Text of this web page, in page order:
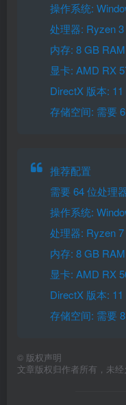
操作系统:
处理器: Ryzen
内存: 8 GB RAM
显卡: AMD RX
DirectX 版本: 11
存储空间: 需要
推荐配置
需要 64 位处理
操作系统:
处理器: Ryzen
内存: 8 GB RAM
显卡: AMD RX
DirectX 版本: 11
存储空间: 需要
© 版权声明
文章版权归作者所有，未经